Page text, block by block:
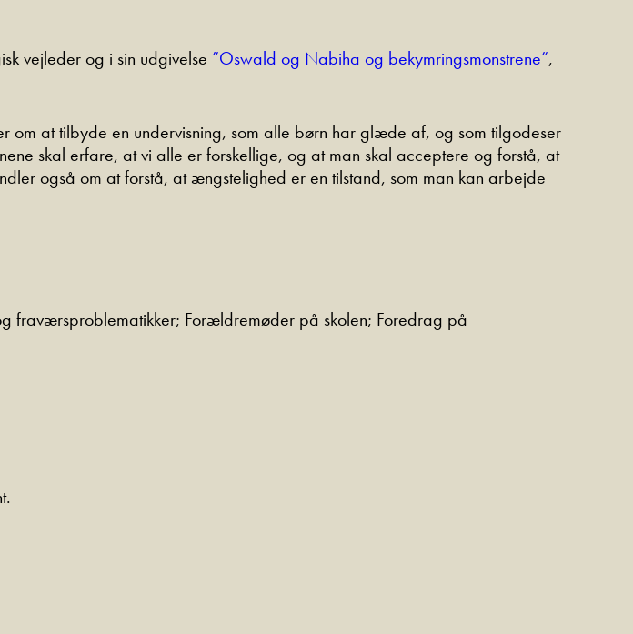
vejleder og i sin udgivelse ”Oswald og Nabiha og bekymringsmonstrene”,
om at tilbyde en undervisning, som alle børn har glæde af, og som tilgodeser
skal erfare, at vi alle er forskellige, og at man skal acceptere og forstå, at
også om at forstå, at ængstelighed er en tilstand, som man kan arbejde
fraværsproblematikker; Forældremøder på skolen; Foredrag på